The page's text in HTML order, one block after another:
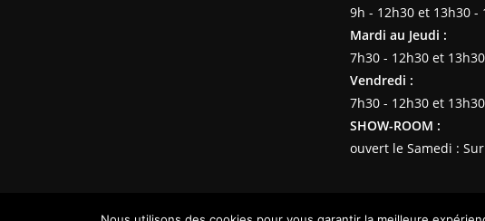
9h - 12h30 et 13h30 -
Mardi au Jeudi :
7h30 - 12h30 et
Vendredi :
7h30 - 12h30 et
SHOW-ROOM :
ouvert le Samedi :